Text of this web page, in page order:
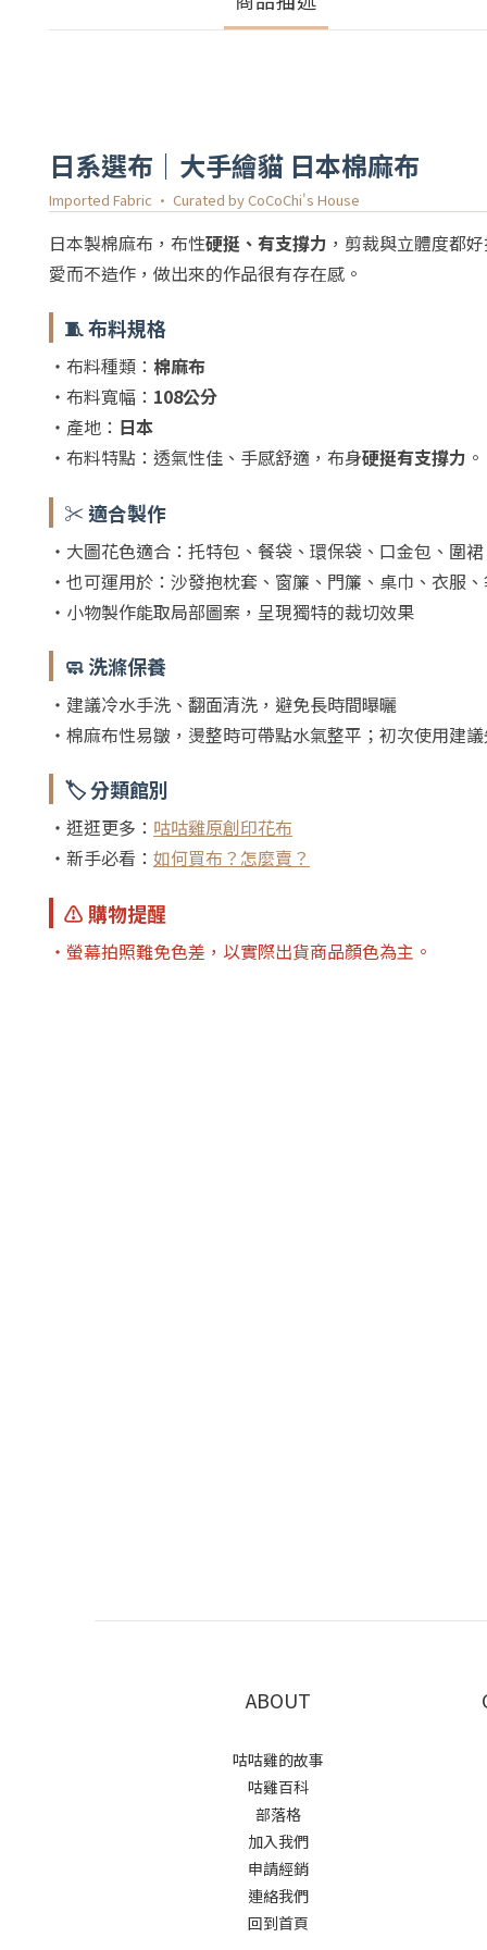
日系選布｜大手繪貓 日本棉麻布
Imported Fabric · Curated by CoCoChi's House
日本製棉麻布，布性硬挺、有支撐力 ，剪裁與立體度都
愛而不造作，做出來的作品很有存在感。
🧵 布料規格
・布料種類： 棉麻布
・布料寬幅： 108公分
・產地： 日本
・布料特點：透氣性佳、手感舒適，布身硬挺有支撐力 。
✂️ 適合製作
・大圖花色適合：托特包、餐袋、環保袋、口金包、圍裙
・也可運用於：沙發抱枕套、窗簾、門簾、桌巾、衣服
・小物製作能取局部圖案，呈現獨特的裁切效果
🧼 洗滌保養
・建議冷水手洗、翻面清洗，避免長時間曝曬
・棉麻布性易皺，燙整時可帶點水氣整平；初次使用建
🏷️ 分類館別
・逛逛更多： 咕咕雞原創印花布
・新手必看： 如何買布？怎麼賣？
⚠️ 購物提醒
・螢幕拍照難免色差，以實際出貨商品顏色為主。
ABOUT
咕咕雞的故事
咕雞百科
部落格
加入我們
申請經銷
連絡我們
回到首頁